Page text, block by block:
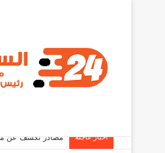
أخبار عاجلة مصادر تكشف عن